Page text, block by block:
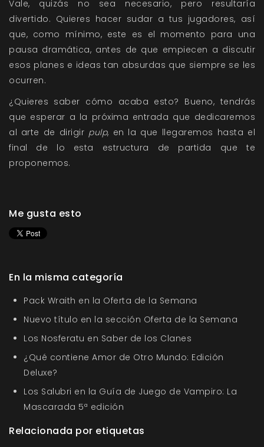
Vale, quizás no sea necesario, pero resultaría
divertido. Quieres hacer sudar a tus jugadores, así
que, como mínimo, este es el momento para una
pausa dramática, antes de que empiecen a discutir
esos planes e ideas tan absurdas que siempre se les
ocurren.
¿Quieres saber cómo acaba esto? Bueno, tendrás
que esperar a la próxima entrada que dedicaremos
al arte de dirigir pulp, en la que llegaremos hasta el
final de lo esta estructura de partida que te
proponemos.
Me gusta esto
En la misma categoría
Pack Wraith en la Oferta de la Semana
Nuevo título en la sección Oferta de la Semana
Los Nosferatu en Saber de los Clanes
¿Qué contiene Amor de Otro Mundo: Edición
Deluxe?
Los Salubri en la Guía de Juego de Vampiro: La
Mascarada 5ª edición
Relacionada por etiquetas